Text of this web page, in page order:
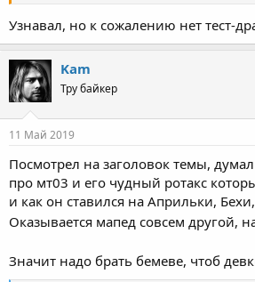
Узнавал, но к сожалению нет тест-
Kam
Тру байкер
11 Май 2019
Посмотрел на заголовок темы, думал
про мт03 и его чудный ротакс
и как он ставился на Априльки,
Оказывается мапед совсем другой,
Значит надо брать бемеве, чтоб